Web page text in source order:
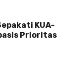
KUA-
Prioritas